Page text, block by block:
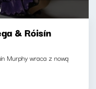
& Róisín
Murphy wraca z nową